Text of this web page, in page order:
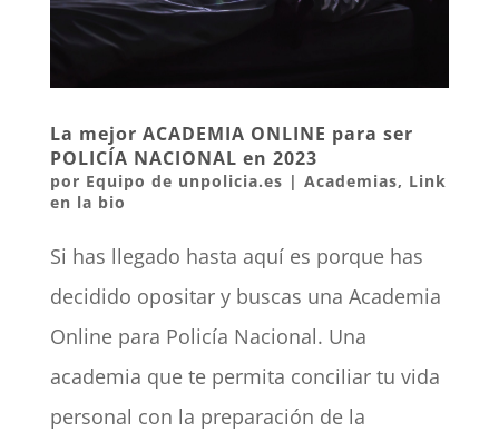
La mejor ACADEMIA ONLINE para ser
POLICÍA NACIONAL en 2023
por Equipo de unpolicia.es | Academias, Link
en la bio
Si has llegado hasta aquí es porque has
decidido opositar y buscas una Academia
Online para Policía Nacional. Una
academia que te permita conciliar tu vida
personal con la preparación de la